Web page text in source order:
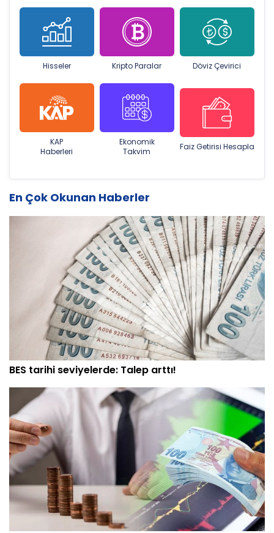
Hisseler Kripto Paralar Döviz Çevirici
KAP
Haberleri
Ekonomik
Takvim
Faiz Getirisi Hesapla
En Çok Okunan Haberler
BES tarihi seviyelerde: Talep arttı!